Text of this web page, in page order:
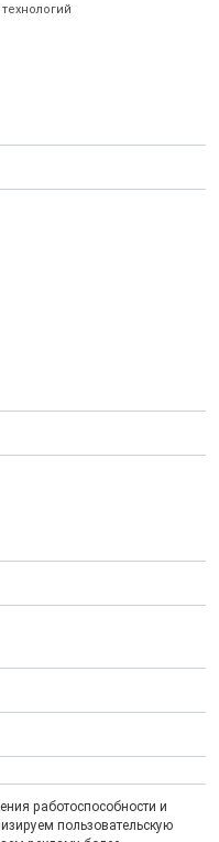
работоспособности и
пользовательскую